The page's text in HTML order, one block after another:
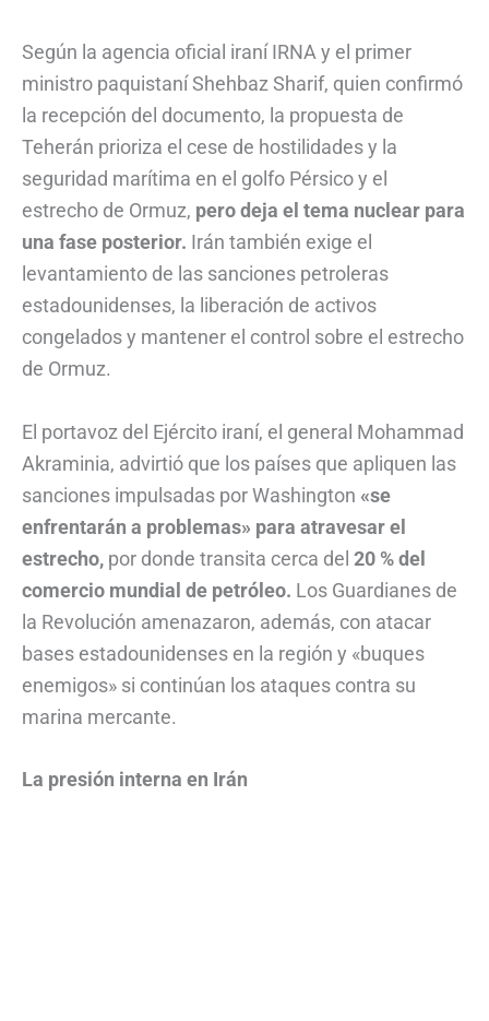
Según la agencia oficial iraní IRNA y el primer
ministro paquistaní Shehbaz Sharif, quien confirmó
la recepción del documento, la propuesta de
Teherán prioriza el cese de hostilidades y la
seguridad marítima en el golfo Pérsico y el
estrecho de Ormuz, pero deja el tema nuclear para
una fase posterior. Irán también exige el
levantamiento de las sanciones petroleras
estadounidenses, la liberación de activos
congelados y mantener el control sobre el estrecho
de Ormuz.
El portavoz del Ejército iraní, el general Mohammad
Akraminia, advirtió que los países que apliquen las
sanciones impulsadas por Washington «se
enfrentarán a problemas» para atravesar el
estrecho, por donde transita cerca del 20 % del
comercio mundial de petróleo. Los Guardianes de
la Revolución amenazaron, además, con atacar
bases estadounidenses en la región y «buques
enemigos» si continúan los ataques contra su
marina mercante.
La presión interna en Irán